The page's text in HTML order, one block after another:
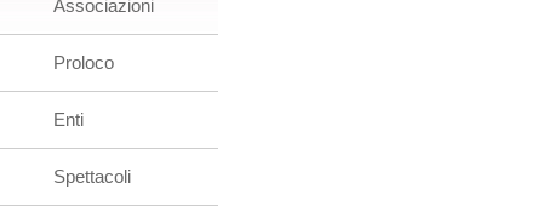
Associazioni
Proloco
Enti
Spettacoli